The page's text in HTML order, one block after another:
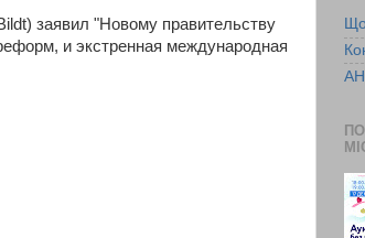
заявил "Новому правительству
и экстренная международная